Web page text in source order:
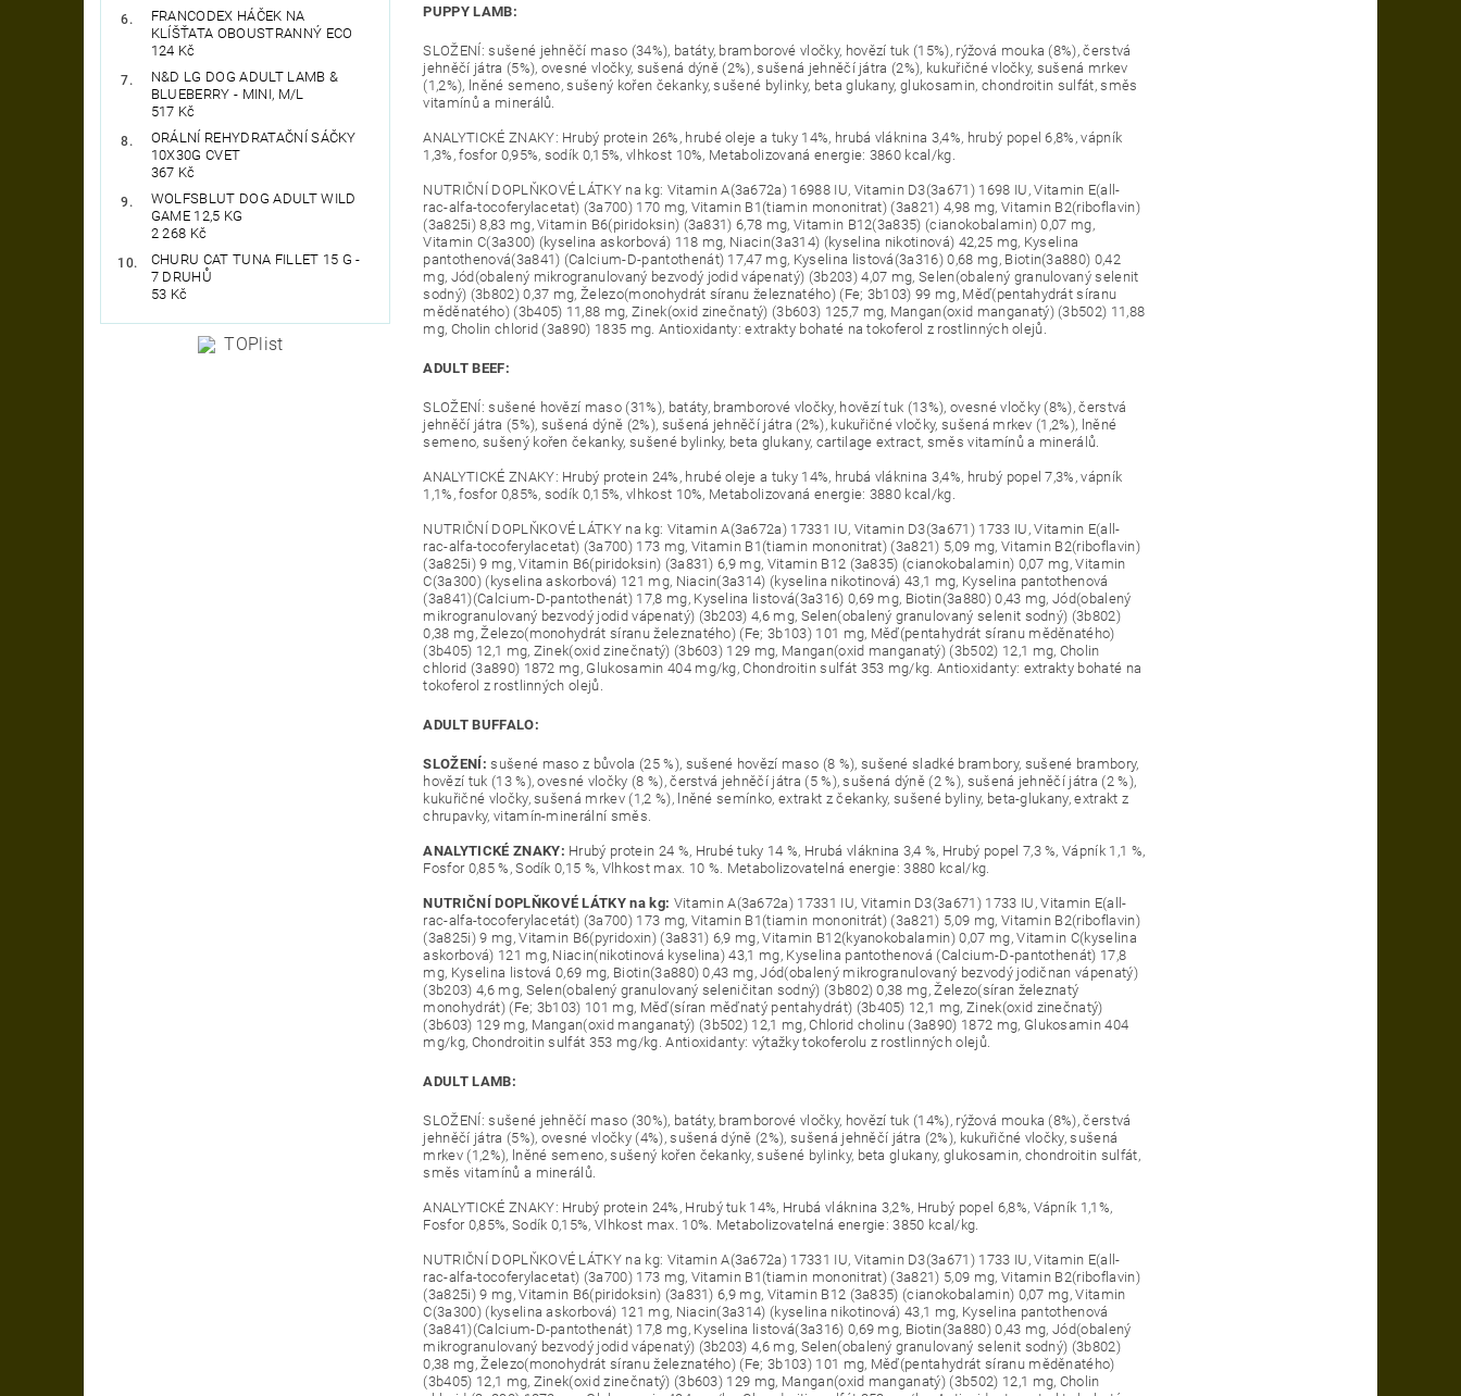
FRANCODEX HÁČEK NA
KLÍŠŤATA OBOUSTRANNÝ ECO
124 Kč
N&D LG DOG ADULT LAMB &
BLUEBERRY - MINI, M/L
517 Kč
ORÁLNÍ REHYDRATAČNÍ SÁČKY
10X30G CVET
367 Kč
WOLFSBLUT DOG ADULT WILD
GAME 12,5 KG
2 268 Kč
CHURU CAT TUNA FILLET 15 G -
7 DRUHŮ
53 Kč
PUPPY LAMB:
SLOŽENÍ: sušené jehněčí maso (34%), batáty, bramborové vločky, hovězí tuk (15%), rýžová mouka (8%), čerstvá
jehněčí játra (5%), ovesné vločky, sušená dýně (2%), sušená jehněčí játra (2%), kukuřičné vločky, sušená mrkev
(1,2%), lněné semeno, sušený kořen čekanky, sušené bylinky, beta glukany, glukosamin, chondroitin sulfát, směs
vitamínů a minerálů.
ANALYTICKÉ ZNAKY: Hrubý protein 26%, hrubé oleje a tuky 14%, hrubá vláknina 3,4%, hrubý popel 6,8%, vápník
1,3%, fosfor 0,95%, sodík 0,15%, vlhkost 10%, Metabolizovaná energie: 3860 kcal/kg.
NUTRIČNÍ DOPLŇKOVÉ LÁTKY na kg: Vitamin A(3a672a) 16988 IU, Vitamin D3(3a671) 1698 IU, Vitamin E(all-
rac-alfa-tocoferylacetat) (3a700) 170 mg, Vitamin B1(tiamin mononitrat) (3a821) 4,98 mg, Vitamin B2(riboflavin)
(3a825i) 8,83 mg, Vitamin B6(piridoksin) (3a831) 6,78 mg, Vitamin B12(3a835) (cianokobalamin) 0,07 mg,
Vitamin C(3a300) (kyselina askorbová) 118 mg, Niacin(3a314) (kyselina nikotinová) 42,25 mg, Kyselina
pantothenová(3a841) (Calcium-D-pantothenát) 17,47 mg, Kyselina listová(3a316) 0,68 mg, Biotin(3a880) 0,42
mg, Jód(obalený mikrogranulovaný bezvodý jodid vápenatý) (3b203) 4,07 mg, Selen(obalený granulovaný selenit
sodný) (3b802) 0,37 mg, Železo(monohydrát síranu železnatého) (Fe; 3b103) 99 mg, Měď(pentahydrát síranu
měděnatého) (3b405) 11,88 mg, Zinek(oxid zinečnatý) (3b603) 125,7 mg, Mangan(oxid manganatý) (3b502) 11,88
mg, Cholin chlorid (3a890) 1835 mg. Antioxidanty: extrakty bohaté na tokoferol z rostlinných olejů.
ADULT BEEF:
SLOŽENÍ: sušené hovězí maso (31%), batáty, bramborové vločky, hovězí tuk (13%), ovesné vločky (8%), čerstvá
jehněčí játra (5%), sušená dýně (2%), sušená jehněčí játra (2%), kukuřičné vločky, sušená mrkev (1,2%), lněné
semeno, sušený kořen čekanky, sušené bylinky, beta glukany, cartilage extract, směs vitamínů a minerálů.
ANALYTICKÉ ZNAKY: Hrubý protein 24%, hrubé oleje a tuky 14%, hrubá vláknina 3,4%, hrubý popel 7,3%, vápník
1,1%, fosfor 0,85%, sodík 0,15%, vlhkost 10%, Metabolizovaná energie: 3880 kcal/kg.
NUTRIČNÍ DOPLŇKOVÉ LÁTKY na kg: Vitamin A(3a672a) 17331 IU, Vitamin D3(3a671) 1733 IU, Vitamin E(all-
rac-alfa-tocoferylacetat) (3a700) 173 mg, Vitamin B1(tiamin mononitrat) (3a821) 5,09 mg, Vitamin B2(riboflavin)
(3a825i) 9 mg, Vitamin B6(piridoksin) (3a831) 6,9 mg, Vitamin B12 (3a835) (cianokobalamin) 0,07 mg, Vitamin
C(3a300) (kyselina askorbová) 121 mg, Niacin(3a314) (kyselina nikotinová) 43,1 mg, Kyselina pantothenová
(3a841)(Calcium-D-pantothenát) 17,8 mg, Kyselina listová(3a316) 0,69 mg, Biotin(3a880) 0,43 mg, Jód(obalený
mikrogranulovaný bezvodý jodid vápenatý) (3b203) 4,6 mg, Selen(obalený granulovaný selenit sodný) (3b802)
0,38 mg, Železo(monohydrát síranu železnatého) (Fe; 3b103) 101 mg, Měď(pentahydrát síranu měděnatého)
(3b405) 12,1 mg, Zinek(oxid zinečnatý) (3b603) 129 mg, Mangan(oxid manganatý) (3b502) 12,1 mg, Cholin
chlorid (3a890) 1872 mg, Glukosamin 404 mg/kg, Chondroitin sulfát 353 mg/kg. Antioxidanty: extrakty bohaté na
tokoferol z rostlinných olejů.
ADULT BUFFALO:
SLOŽENÍ: sušené maso z bůvola (25 %), sušené hovězí maso (8 %), sušené sladké brambory, sušené brambory,
hovězí tuk (13 %), ovesné vločky (8 %), čerstvá jehněčí játra (5 %), sušená dýně (2 %), sušená jehněčí játra (2 %),
kukuřičné vločky, sušená mrkev (1,2 %), lněné semínko, extrakt z čekanky, sušené byliny, beta-glukany, extrakt z
chrupavky, vitamín-minerální směs.
ANALYTICKÉ ZNAKY: Hrubý protein 24 %, Hrubé tuky 14 %, Hrubá vláknina 3,4 %, Hrubý popel 7,3 %, Vápník 1,1 %,
Fosfor 0,85 %, Sodík 0,15 %, Vlhkost max. 10 %. Metabolizovatelná energie: 3880 kcal/kg.
NUTRIČNÍ DOPLŇKOVÉ LÁTKY na kg: Vitamin A(3a672a) 17331 IU, Vitamin D3(3a671) 1733 IU, Vitamin E(all-
rac-alfa-tocoferylacetát) (3a700) 173 mg, Vitamin B1(tiamin mononitrát) (3a821) 5,09 mg, Vitamin B2(riboflavin)
(3a825i) 9 mg, Vitamin B6(pyridoxin) (3a831) 6,9 mg, Vitamin B12(kyanokobalamin) 0,07 mg, Vitamin C(kyselina
askorbová) 121 mg, Niacin(nikotinová kyselina) 43,1 mg, Kyselina pantothenová (Calcium-D-pantothenát) 17,8
mg, Kyselina listová 0,69 mg, Biotin(3a880) 0,43 mg, Jód(obalený mikrogranulovaný bezvodý jodičnan vápenatý)
(3b203) 4,6 mg, Selen(obalený granulovaný seleničitan sodný) (3b802) 0,38 mg, Železo(síran železnatý
monohydrát) (Fe; 3b103) 101 mg, Měď(síran měďnatý pentahydrát) (3b405) 12,1 mg, Zinek(oxid zinečnatý)
(3b603) 129 mg, Mangan(oxid manganatý) (3b502) 12,1 mg, Chlorid cholinu (3a890) 1872 mg, Glukosamin 404
mg/kg, Chondroitin sulfát 353 mg/kg. Antioxidanty: výtažky tokoferolu z rostlinných olejů.
ADULT LAMB:
SLOŽENÍ: sušené jehněčí maso (30%), batáty, bramborové vločky, hovězí tuk (14%), rýžová mouka (8%), čerstvá
jehněčí játra (5%), ovesné vločky (4%), sušená dýně (2%), sušená jehněčí játra (2%), kukuřičné vločky, sušená
mrkev (1,2%), lněné semeno, sušený kořen čekanky, sušené bylinky, beta glukany, glukosamin, chondroitin sulfát,
směs vitamínů a minerálů.
ANALYTICKÉ ZNAKY: Hrubý protein 24%, Hrubý tuk 14%, Hrubá vláknina 3,2%, Hrubý popel 6,8%, Vápník 1,1%,
Fosfor 0,85%, Sodík 0,15%, Vlhkost max. 10%. Metabolizovatelná energie: 3850 kcal/kg.
NUTRIČNÍ DOPLŇKOVÉ LÁTKY na kg: Vitamin A(3a672a) 17331 IU, Vitamin D3(3a671) 1733 IU, Vitamin E(all-
rac-alfa-tocoferylacetat) (3a700) 173 mg, Vitamin B1(tiamin mononitrat) (3a821) 5,09 mg, Vitamin B2(riboflavin)
(3a825i) 9 mg, Vitamin B6(piridoksin) (3a831) 6,9 mg, Vitamin B12 (3a835) (cianokobalamin) 0,07 mg, Vitamin
C(3a300) (kyselina askorbová) 121 mg, Niacin(3a314) (kyselina nikotinová) 43,1 mg, Kyselina pantothenová
(3a841)(Calcium-D-pantothenát) 17,8 mg, Kyselina listová(3a316) 0,69 mg, Biotin(3a880) 0,43 mg, Jód(obalený
mikrogranulovaný bezvodý jodid vápenatý) (3b203) 4,6 mg, Selen(obalený granulovaný selenit sodný) (3b802)
0,38 mg, Železo(monohydrát síranu železnatého) (Fe; 3b103) 101 mg, Měď(pentahydrát síranu měděnatého)
(3b405) 12,1 mg, Zinek(oxid zinečnatý) (3b603) 129 mg, Mangan(oxid manganatý) (3b502) 12,1 mg, Cholin